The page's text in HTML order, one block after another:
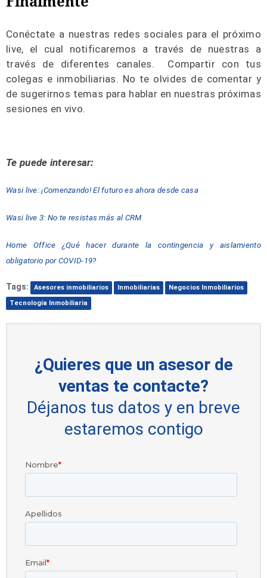
Conéctate a nuestras redes sociales para el próximo
live, el cual notificaremos a través de nuestras a
través de diferentes canales. Compartir con tus
colegas e inmobiliarias. No te olvides de comentar y
de sugerirnos temas para hablar en nuestras próximas
sesiones en vivo.
Te puede interesar:
Wasi live: ¡Comenzando! El futuro es ahora desde casa
Wasi live 3: No te resistas más al CRM
Home Office ¿Qué hacer durante la contingencia y aislamiento
obligatorio por COVID-19?
Tags: Asesores inmobiliarios Inmobiliarias
Negocios Inmobiliarios
Tecnología Inmobiliaria
¿Quieres que un asesor de
ventas te contacte?
Déjanos tus datos y en breve
estaremos contigo